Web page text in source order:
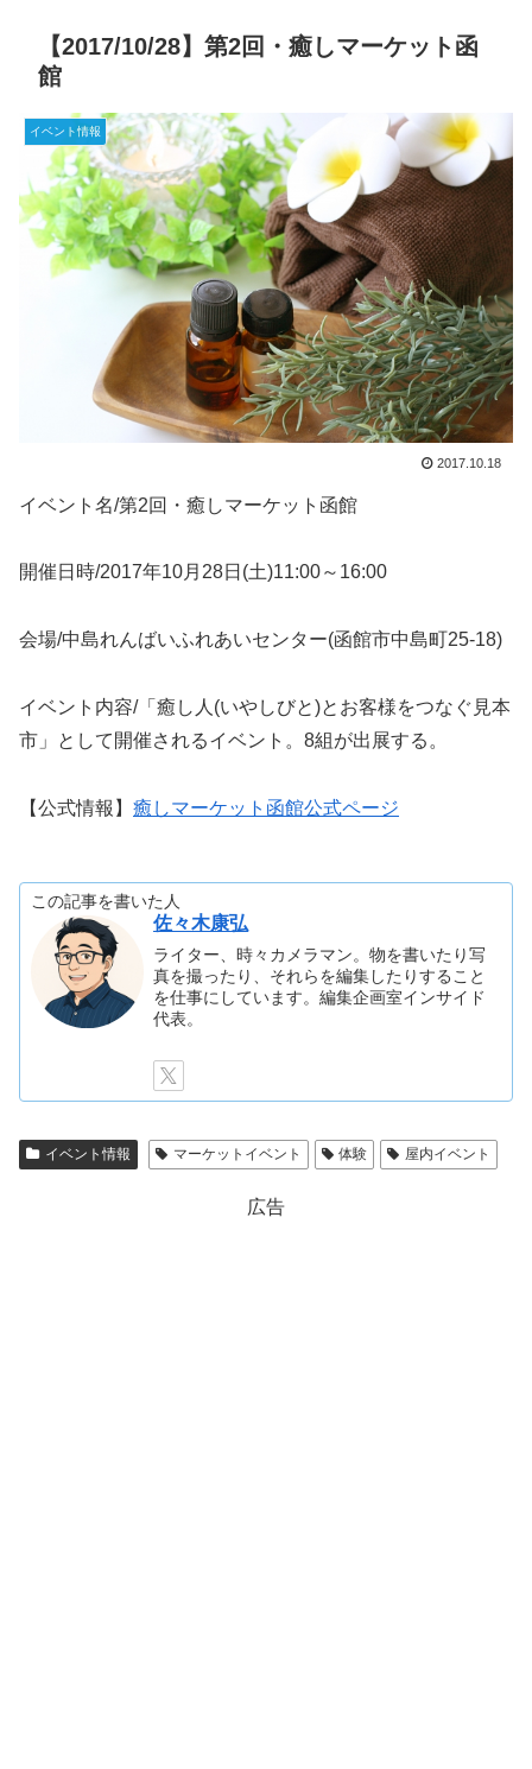
【2017/10/28】第2回・癒しマーケット函
館
イベント情報
2017.10.18
イベント名/第2回・癒しマーケット函館
開催日時/2017年10月28日(土)11:00～16:00
会場/中島れんばいふれあいセンター(函館市中島町25-18)
イベント内容/「癒し人(いやしびと)とお客様をつなぐ見本
市」として開催されるイベント。8組が出展する。
【公式情報】 癒しマーケット函館公式ページ
この記事を書いた人
佐々木康弘
ライター、時々カメラマン。物を書いたり写
真を撮ったり、それらを編集したりすること
を仕事にしています。編集企画室インサイド
代表。
イベント情報 マーケットイベント 体験 屋内イベント
広告